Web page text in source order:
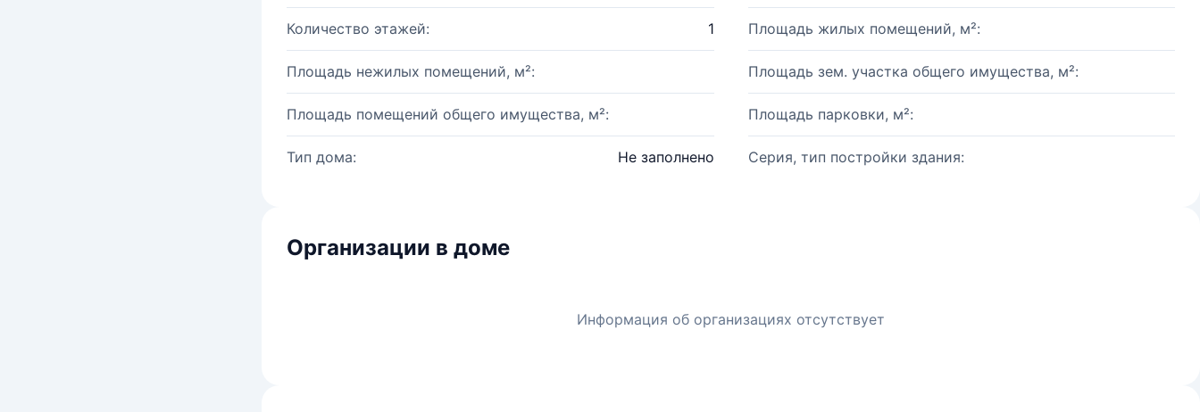
Количество этажей: 1 Площадь жилых помещений, м²:
Площадь нежилых помещений, м²: Площадь зем. участка общего имущества, м²:
Площадь помещений общего имущества, м²: Площадь парковки, м²:
Тип дома: Не заполнено Серия, тип постройки здания:
Организации в доме
Информация об организациях отсутствует